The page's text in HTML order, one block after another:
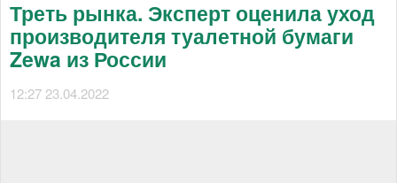
Треть рынка. Эксперт оценила уход
производителя туалетной бумаги
Zewa из России
12:27 23.04.2022